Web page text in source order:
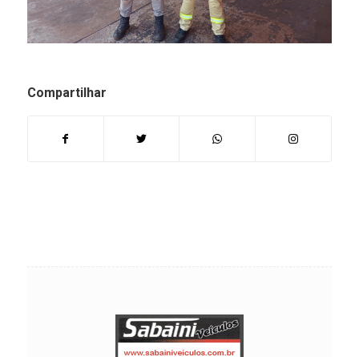
Compartilhar